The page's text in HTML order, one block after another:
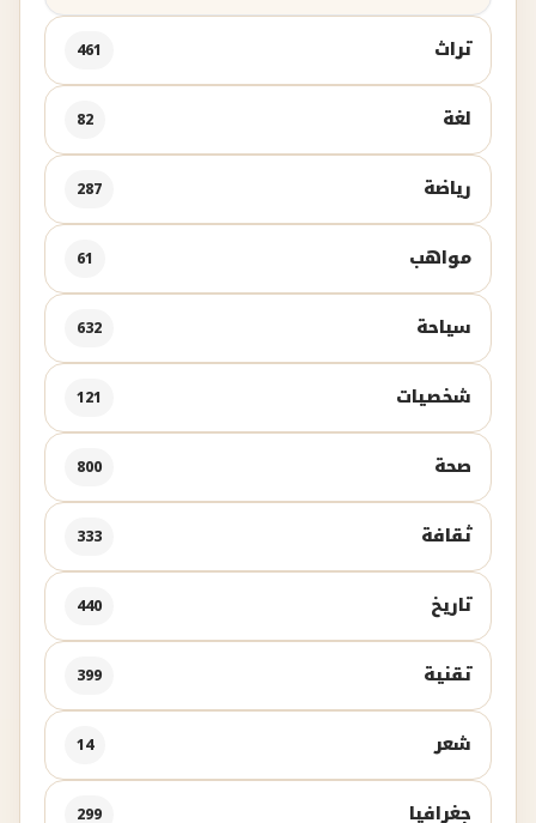
تراث 461
لغة 82
رياضة 287
مواهب 61
سياحة 632
شخصيات 121
صحة 800
ثقافة 333
تاريخ 440
تقنية 399
شعر 14
جغرافيا 299